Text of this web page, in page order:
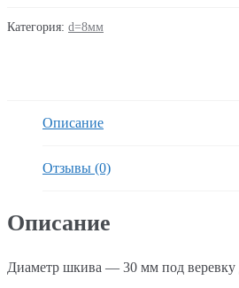
Категория: d=8мм
Описание
Отзывы (0)
Описание
Диаметр шкива — 30 мм под веревку